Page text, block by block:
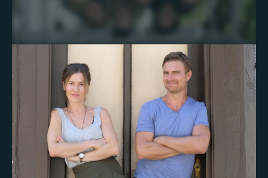
03 | Sündenbock
02 | Daddy Blues
Drama Das Erste